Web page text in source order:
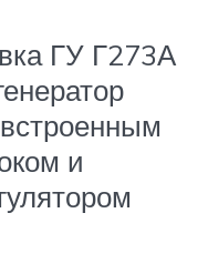
ГУ Г273А
и